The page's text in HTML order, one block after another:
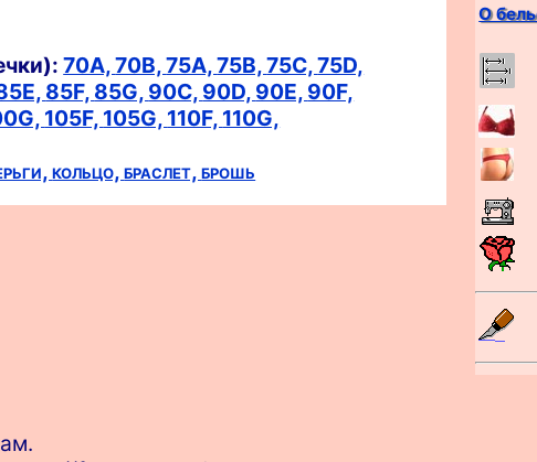
70A,70B,75A,75B,75C,75D,
85F, 85G, 90C, 90D, 90E, 90F,
105F, 105G, 110F, 110G,
кольцо,браслет,брошь
О